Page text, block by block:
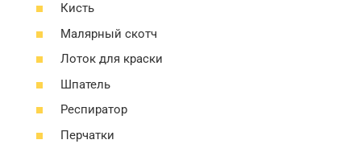
Кисть
Малярный скотч
Лоток для краски
Шпатель
Респиратор
Перчатки